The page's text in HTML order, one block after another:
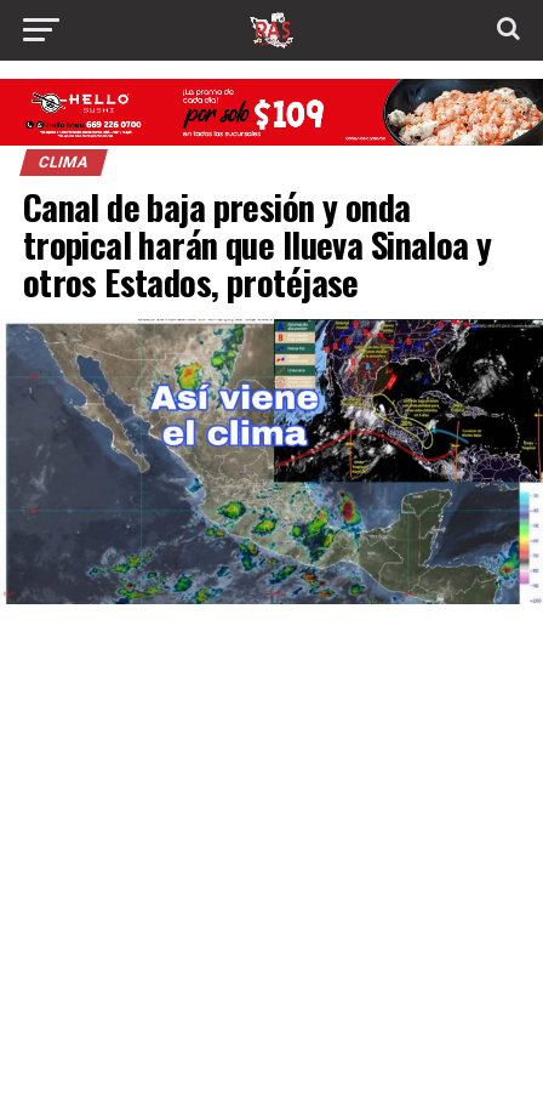
CLIMA
Canal de baja presión y onda
tropical harán que llueva Sinaloa y
otros Estados, protéjase